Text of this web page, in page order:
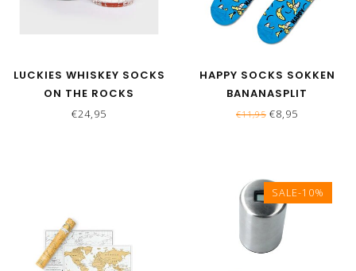
LUCKIES WHISKEY SOCKS
ON THE ROCKS
€24,95
HAPPY SOCKS SOKKEN
BANANASPLIT
€11,95 €8,95
SALE-10%